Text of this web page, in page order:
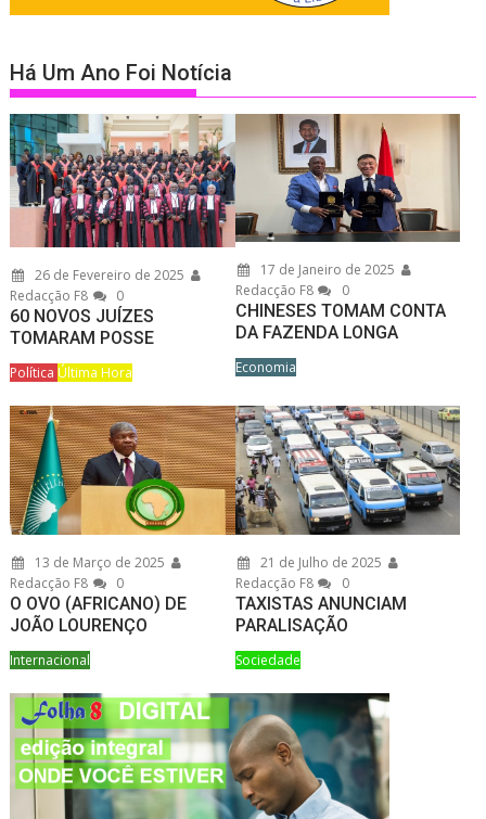
Há Um Ano Foi Notícia
26 de Fevereiro de 2025
Redacção F8
0
60 NOVOS JUÍZES
TOMARAM POSSE
PolíticaÚltima Hora
17 de Janeiro de 2025
Redacção F8
0
CHINESES TOMAM CONTA
DA FAZENDA LONGA
Economia
13 de Março de 2025
Redacção F8
0
O OVO (AFRICANO) DE
JOÃO LOURENÇO
Internacional
21 de Julho de 2025
Redacção F8
0
TAXISTAS ANUNCIAM
PARALISAÇÃO
Sociedade